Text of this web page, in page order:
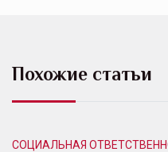
Похожие статьи
СОЦИАЛЬНАЯ